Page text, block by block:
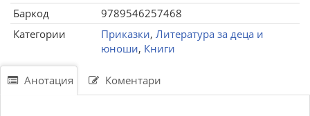
Баркод
9789546257468
Категории
Приказки, Литература за деца и
юноши, Книги
Анотация Коментари